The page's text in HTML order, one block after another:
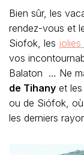
Bien sûr, les
rendez-vous et
Siofok, les
vos
Balaton … Ne
de Tihany et
ou de Siófok, où
les derniers